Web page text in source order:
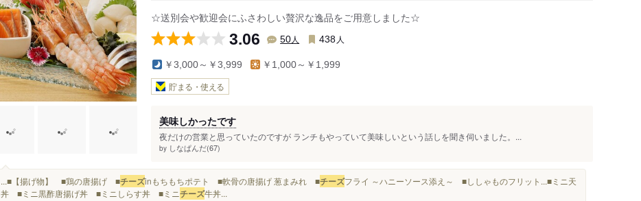
☆送別会や歓迎会にふさわしい贅沢な逸品をご用意しました☆
3.06 50人 438 人
￥3,000～￥3,999 ￥1,000～￥1,999
貯まる・使える
美味しかったです
夜だけの営業と思っていたのですが ランチもやっていて美味しいという話しを聞き伺いました。...
by しなぱんだ(67)
...■【揚げ物】 ■鶏の唐揚げ ■チーズinもちもちポテト ■軟骨の唐揚げ 葱まみれ ■チーズフライ ～ハニーソース添え～ ■ししゃものフリット...■ミニ天
丼 ■ミニ黒酢唐揚げ丼 ■ミニしらす丼 ■ミニチーズ牛丼...